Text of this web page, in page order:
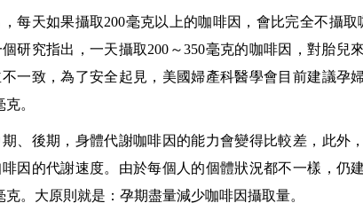
每天如果攝取200毫克以上的咖啡因，會比完全不攝
研究指出，一天攝取200～350毫克的咖啡因，對胎兒
一致，為了安全起見，美國婦產科醫學會目前建議孕
。
、 後期，身體代謝咖啡因的能力會變得比較差，此外
因的代謝速度。由於每個人的個體狀況都不一樣，仍
克。大原則就是：孕期盡量減少咖啡因攝取量。